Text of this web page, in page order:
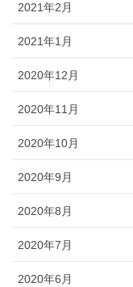
2021年2月
2021年1月
2020年12月
2020年11月
2020年10月
2020年9月
2020年8月
2020年7月
2020年6月